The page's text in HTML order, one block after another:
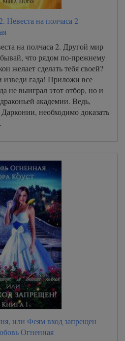
Невеста на полчаса 2
на полчаса 2. Другой мир
что рядом по-прежнему
желает сделать тебя своей?
изведи гада! Приложи все
не выиграл этот отбор, но и
академии. Ведь,
необходимо доказать
или Феям вход запрещен
Огненная